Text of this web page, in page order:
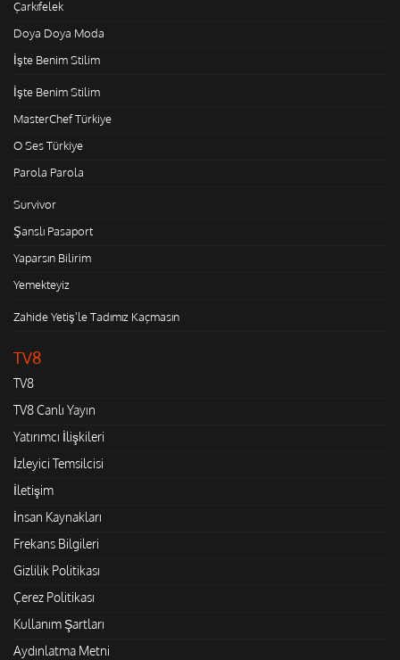
Çarkıfelek
Doya Doya Moda
İşte Benim Stilim
İşte Benim Stilim
MasterChef Türkiye
O Ses Türkiye
Parola Parola
Survivor
Şanslı Pasaport
Yaparsın Bilirim
Yemekteyiz
Zahide Yetiş'le Tadımız Kaçmasın
TV8
TV8
TV8 Canlı Yayın
Yatırımcı İlişkileri
İzleyici Temsilcisi
İletişim
İnsan Kaynakları
Frekans Bilgileri
Gizlilik Politikası
Çerez Politikası
Kullanım Şartları
Aydınlatma Metni